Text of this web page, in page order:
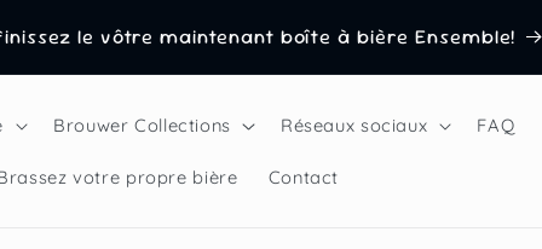
le vôtre maintenant boîte à bière Ensemble!
Brouwer Collections Réseaux sociaux FAQ
votre propre bière Contact